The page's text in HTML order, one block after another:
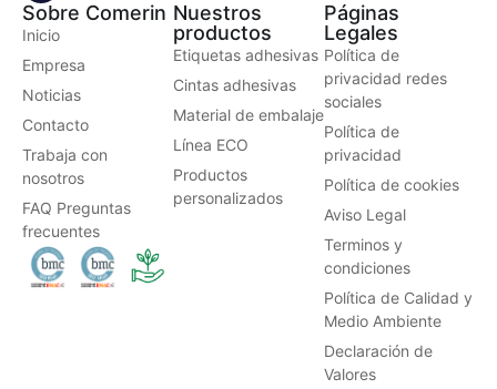
Sobre Comerin
Inicio
Empresa
Noticias
Contacto
Trabaja con
nosotros
FAQ Preguntas
frecuentes
Nuestros
productos
Etiquetas adhesivas
Cintas adhesivas
Material de embalaje
Línea ECO
Productos
personalizados
Páginas
Legales
Política de
privacidad redes
sociales
Política de
privacidad
Política de cookies
Aviso Legal
Terminos y
condiciones
Política de Calidad y
Medio Ambiente
Declaración de
Valores